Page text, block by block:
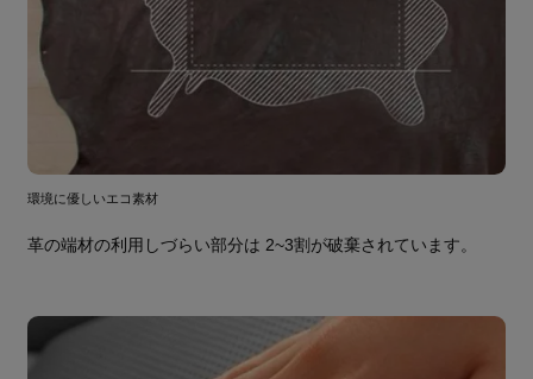
環境に優しいエコ素材
革の端材の利用しづらい部分は 2~3割が破棄されています。